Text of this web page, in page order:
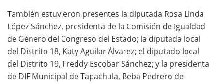
También estuvieron presentes la diputada Rosa Linda
López Sánchez, presidenta de la Comisión de Igualdad
de Género del Congreso del Estado; la diputada local
del Distrito 18, Katy Aguilar Álvarez; el diputado local
del Distrito 19, Freddy Escobar Sánchez; y la presidenta
de DIF Municipal de Tapachula, Beba Pedrero de